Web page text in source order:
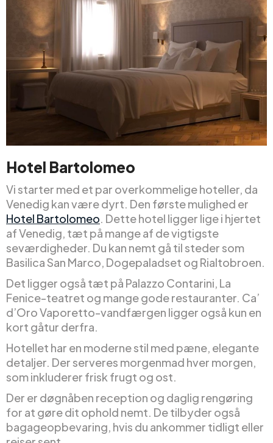
Hotel Bartolomeo
Vi starter med et par overkommelige hoteller, da
Venedig kan være dyrt. Den første mulighed er
Hotel Bartolomeo. Dette hotel ligger lige i hjertet
af Venedig, tæt på mange af de vigtigste
seværdigheder. Du kan nemt gå til steder som
Basilica San Marco, Dogepaladset og Rialtobroen.
Det ligger også tæt på Palazzo Contarini, La
Fenice-teatret og mange gode restauranter. Ca’
d’Oro Vaporetto-vandfærgen ligger også kun en
kort gåtur derfra.
Hotellet har en moderne stil med pæne, elegante
detaljer. Der serveres morgenmad hver morgen,
som inkluderer frisk frugt og ost.
Der er døgnåben reception og daglig rengøring
for at gøre dit ophold nemt. De tilbyder også
bagageopbevaring, hvis du ankommer tidligt eller